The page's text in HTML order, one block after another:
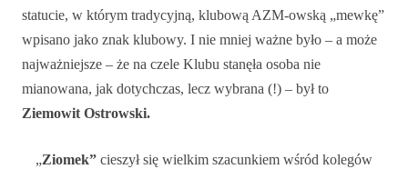
statucie, w którym tradycyjną, klubową AZM-owską „mewkę”
wpisano jako znak klubowy. I nie mniej ważne było – a może
najważniejsze – że na czele Klubu stanęła osoba nie
mianowana, jak dotychczas, lecz wybrana (!) – był to
Ziemowit Ostrowski.
„Ziomek” cieszył się wielkim szacunkiem wśród kolegów